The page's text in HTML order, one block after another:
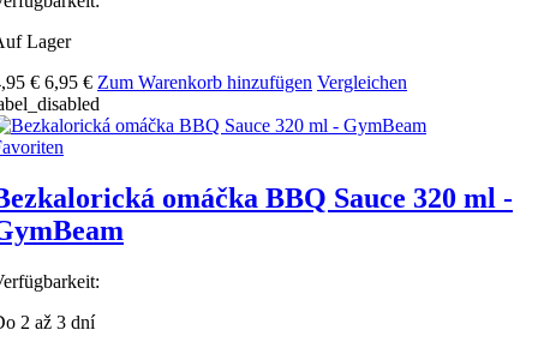
Lager
€ 6,95 € Zum Warenkorb hinzufügen Vergleichen
omáčka BBQ Sauce 320 ml -
2 až 3 dní